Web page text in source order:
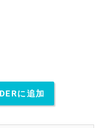
に追加